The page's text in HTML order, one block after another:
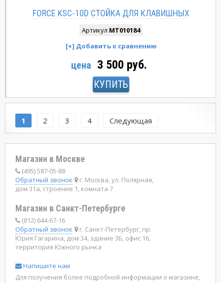
FORCE KSC-10D CТОЙКА ДЛЯ КЛАВИШНЫХ
Артикул MT010184
цена 3 500 руб.
КУПИТЬ
1 2 3 4 Следующая
Магазин в Москве
(495) 587-05-88
Обратный звонок
г. Москва, ул. Полярная,
дом 31а, строение 1, комната 7
Магазин в Санкт-Петербурге
(812) 644-67-16
Обратный звонок
г. Санкт-Петербург, пр.
Юрия Гагарина, дом 34, здание 3Б, офис 16,
территория Южного рынка
Напишите нам
Для получения более подробной информации о магазине,